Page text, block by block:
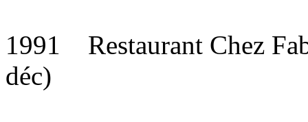
1991 Restaurant Chez
déc)